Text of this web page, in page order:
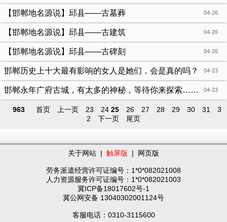
04-26
【邯郸地名源说】邱县——古墓葬
04-26
【邯郸地名源说】邱县——古建筑
04-26
【邯郸地名源说】邱县——古碑刻
04-23
邯郸历史上十大最有影响的女人是她们，会是真的吗？
04-23
邯郸永年广府古城，有太多的神秘，等待你来探索……
963 首页 上一页 23 24 25 26 27 28 29 30 31
3
2
下一页 尾页
关于网站 | 触屏版 | 网页版
劳务派遣经营许可证编号：1*0*082021008
人力资源服务许可证编号：1*0*082021003
冀ICP备18017602号-1
冀公网安备 13040302001124号
客服电话：0310-3115600